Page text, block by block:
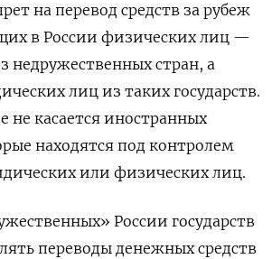
на перевод средств за рубеж
в России физических лиц —
недружественных стран, а
лиц из таких государств.
не касается иностранных
находятся под контролем
или физических лиц.
России государств
переводы денежных средств